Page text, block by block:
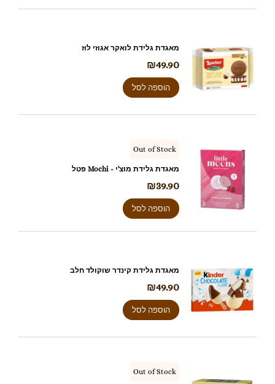
מאגדת גלידת לואקר אגוזי לוז
₪49.90
הוספה לסל
Out of Stock
מאגדת גלידת מוצ'י - Mochi פטל
₪39.90
הוספה לסל
מאגדת גלידת קינדר שוקולד חלב
₪49.90
הוספה לסל
Out of Stock